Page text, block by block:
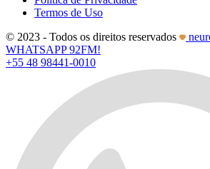
Termos de Uso
© 2023 - Todos os direitos reservados
WHATSAPP 92FM!
+55 48 98441-0010